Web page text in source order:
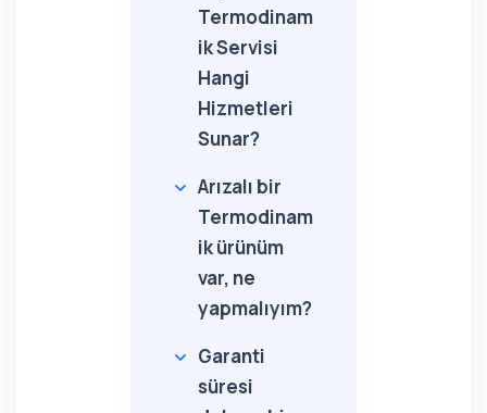
Termodinam
ik Servisi
Hangi
Hizmetleri
Sunar?
Arızalı bir
Termodinam
ik ürünüm
var, ne
yapmalıyım?
Garanti
süresi